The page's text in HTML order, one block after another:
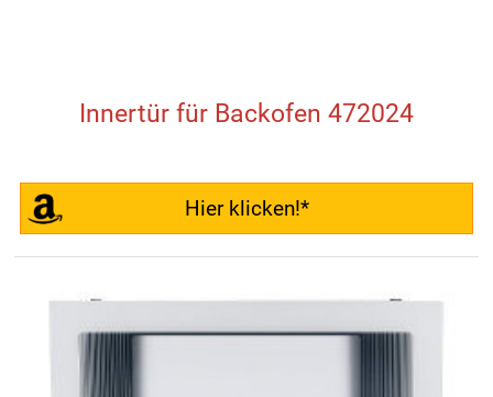
Innertür für Backofen 472024
Hier klicken!*